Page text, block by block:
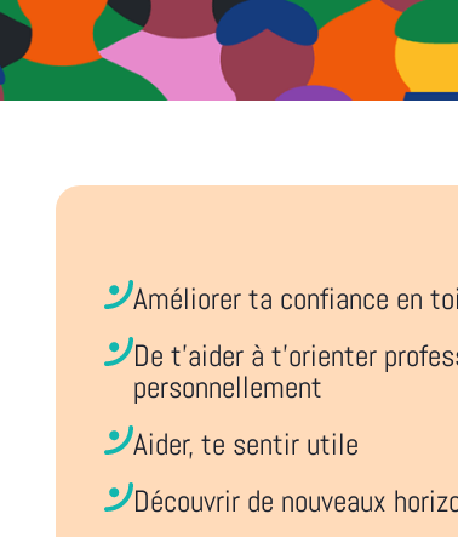
Améliorer ta confiance en
De t’aider à t’orienter
personnellement
Aider, te sentir utile
Découvrir de nouveaux